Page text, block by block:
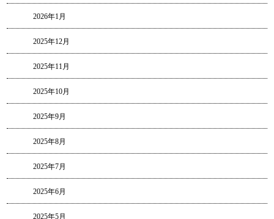
2026年1月
2025年12月
2025年11月
2025年10月
2025年9月
2025年8月
2025年7月
2025年6月
2025年5月